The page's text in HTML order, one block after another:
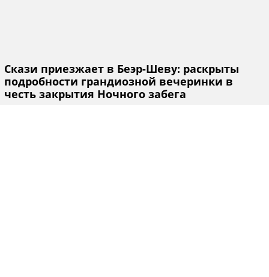
Скази приезжает в Беэр-Шеву: раскрыты
подробности грандиозной вечеринки в
честь закрытия Ночного забега